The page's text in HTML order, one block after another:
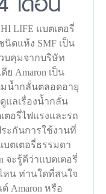
LIFE แบตเตอรี่
ดแห้ง SMF เป็น
บคุมจากบริษัท
ย Amaron เป็น
มน้ำกลั่นตลอดอายุ
แลเรื่องน้ำกลั่น
ตอรี่ไฟแรงและรถ
ะกันการใช้งานที่
บตเตอรี่ธรรมดา
จะรู้ดีว่าแบตเตอรี่
น ท่านใดที่สนใจ
Amaron หรือ